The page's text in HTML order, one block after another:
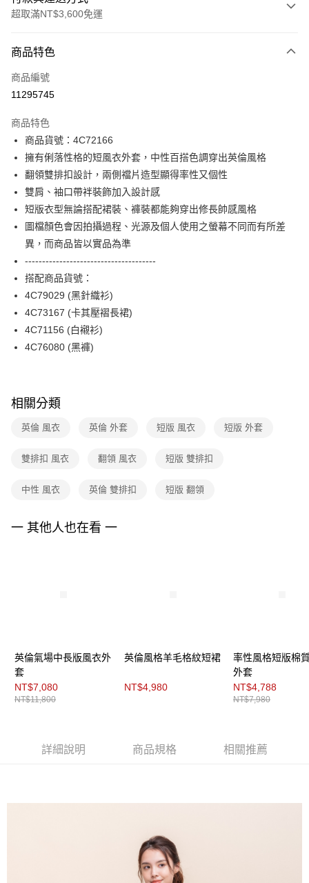
超取滿NT$3,600免運
信用卡一次付款
信用卡分期付款
合作金庫商業銀行
華南商業銀行
上海商業儲蓄銀行
台北富邦商業銀行
國泰世華商業銀行
兆豐國際商業銀行
臺灣中小企業銀行
匯豐（台灣）商業銀行
華泰商業銀行
聯邦商業銀行
遠東國際商業銀行
元大商業銀行
永豐商業銀行
玉山商業銀行
台新國際商業銀行
台灣樂天信用卡公司
LINE Pay
Apple Pay
街口支付
AFTEE先享後付
相關說明
【關於「AFTEE先享後付」】
１．簡單：不需註冊會員、不需綁卡、不需儲值。
２．便利：只要手機號碼，簡訊認證，即可結帳。
【「AFTEE先享後付」結帳流程】
１．於結帳方式選擇「AFTEE先享後付」後，將跳轉至「AFTEE先享後付」
結帳頁面，進行簡訊認證並確認金額後，即可完成結帳。
※ 請注意：結帳手續完成當下不需立刻繳費，但若您需要取消訂單，請聯絡
後付繳納相關費用。
是否繳費成功／繳費後需取消欲退款等相關疑問，請聯繫「AFTEE先享後付
【注意事項】
權轉讓予恩沛科技股份有限公司。
恩沛科技股份有限公司將有權停止該用戶之使用額度並採取法律行動。
付款後全家FamilyMart取貨
每筆NT$90，滿NT$3,600(含以上)免運費
付款後7-11取貨
黑貓宅配
每筆NT$200，滿NT$8,000(含以上)免運費
付款後門市自取
商品特色
商品編號
11295745
商品特色
商品貨號：4C72166
擁有俐落性格的短風衣外套，中性百搭色調穿出英倫風格
翻領雙排扣設計，兩側襠片造型顯得率性又個性
雙肩、袖口帶袢裝飾加入設計感
短版衣型無論搭配裙裝、褲裝都能夠穿出修長帥感風格
圖檔顏色會因拍攝過程、光源及個人使用之螢幕不同而有所差
異，而商品皆以實品為準
--------------------------------------
搭配商品貨號：
4C79029 (黑針織衫)
4C73167 (卡其壓褶長裙)
4C71156 (白襯衫)
4C76080 (黑褲)
相關分類
英倫 風衣 英倫 外套 短版 風衣 短版 外套
雙排扣 風衣 翻領 風衣 短版 雙排扣
中性 風衣 英倫 雙排扣 短版 翻領
一 其他人也在看 一
英倫氣場中長版風衣外
套
NT$7,080
NT$11,800
英倫風格羊毛格紋短裙
NT$4,980
率性風格短版棉
外套
NT$4,788
NT$7,980
詳細說明 商品規格 相關推薦